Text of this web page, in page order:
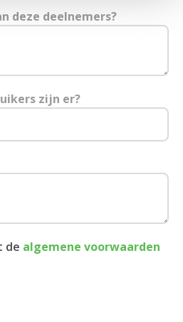
deze deelnemers?
zijn er?
de algemene voorwaarden